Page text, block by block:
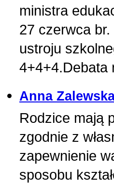
ministra
27 czerwca
ustroju
4+4+4.Debata
Anna
Rodzice mają
zgodnie z
zapewnienie
sposobu